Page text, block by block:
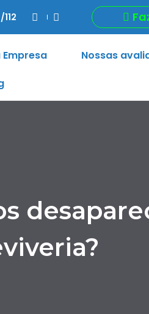
Empresa Nossas